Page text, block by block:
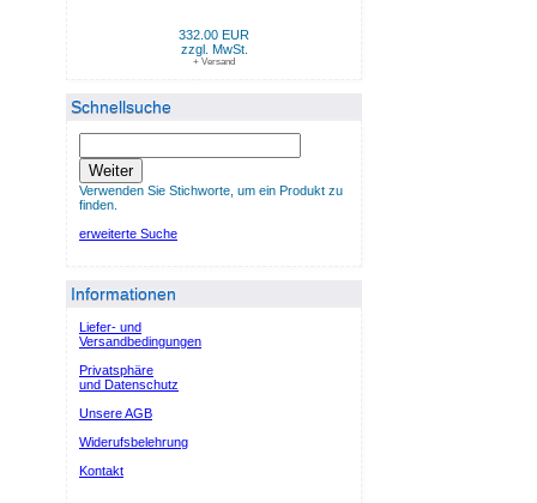
332.00 EUR
zzgl. MwSt.
+ Versand
Schnellsuche
Weiter
Verwenden Sie Stichworte, um ein Produkt zu
finden.
erweiterte Suche
Informationen
Liefer- und
Versandbedingungen
Privatsphäre
und Datenschutz
Unsere AGB
Widerufsbelehrung
Kontakt